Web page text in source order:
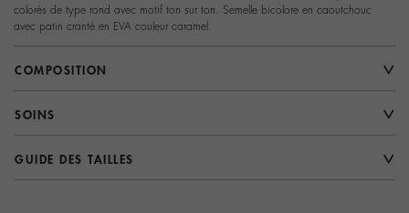
colorés de type rond avec motif ton sur ton. Semelle bicolore en caoutchouc
avec patin cranté en EVA couleur caramel.
COMPOSITION
SOINS
GUIDE DES TAILLES